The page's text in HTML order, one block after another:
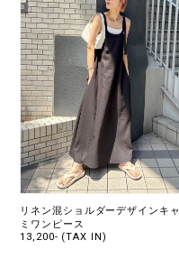
リネン混ショルダーデザインキャ
ミワンピース
13,200- (TAX IN)